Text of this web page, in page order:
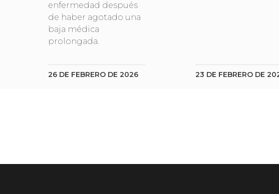
enfermedad después
de haber agotado una
baja médica
prolongada.
26 DE FEBRERO DE 2026 23 DE FEBRERO DE